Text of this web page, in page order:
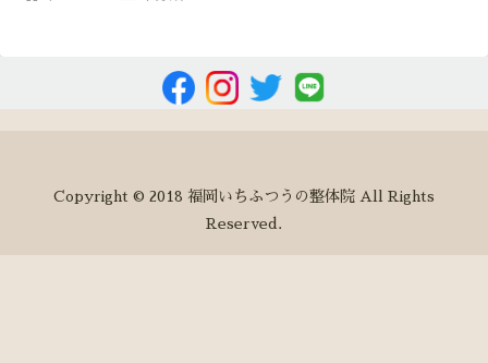
Copyright © 2018 福岡いちふつうの整体院 All Rights
Reserved.